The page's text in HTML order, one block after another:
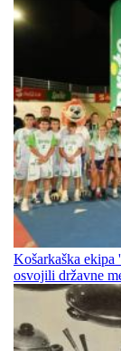
Košarkaška
osvojili državne